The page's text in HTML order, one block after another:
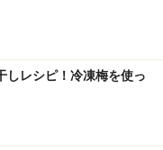
しレシピ！冷凍梅を使っ